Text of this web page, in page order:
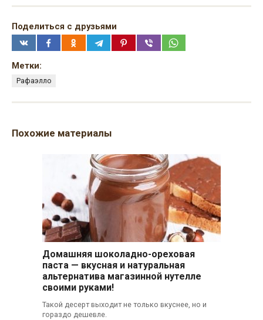
Поделиться с друзьями
Метки:
Рафаэлло
Похожие материалы
Домашняя шоколадно-ореховая
паста — вкусная и натуральная
альтернатива магазинной нутелле
своими руками!
Такой десерт выходит не только вкуснее, но и
гораздо дешевле.